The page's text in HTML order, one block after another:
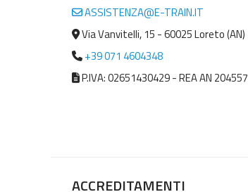
ASSISTENZA@E-TRAIN.IT
Via Vanvitelli, 15 - 60025 Loreto (AN)
+39 071 4604348
P.IVA: 02651430429 - REA AN 204557
ACCREDITAMENTI